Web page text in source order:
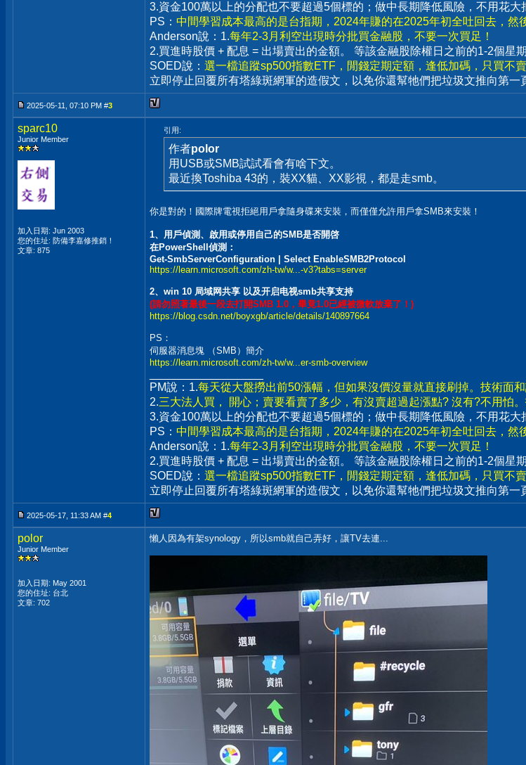
3.資金100萬以上的分配也不要超過5個標的；做中長期降低風險，不用花大
PS： 中間學習成本最高的是台指期，2024年賺的在2025年初全吐回去，然
Anderson說：1.每年2-3月利空出現時分批買金融股，不要一次買足！
2.買進時股價 + 配息 = 出場賣出的金額。 等該金融股除權日之前的1-2個星
SOED說： 選一檔追蹤sp500指數ETF，閒錢定期定額，逢低加碼，只買不
立即停止回覆所有塔綠斑網軍的造假文，以免你還幫牠們把垃圾文推向第一
2025-05-11, 07:10 PM #3
sparc10
Junior Member
加入日期: Jun 2003
您的住址: 防備李嘉修推銷！
文章: 875
引用:
作者polor
用USB或SMB試試看會有啥下文。
最近換Toshiba 43的，裝XX貓、XX影視，都是走smb。
你是對的！國際牌電視拒絕用戶拿隨身碟來安裝，而僅僅允許用戶拿SMB來安裝！
1、用戶偵測、啟用或停用自己的SMB是否開啓
在PowerShell偵測：
Get-SmbServerConfiguration | Select EnableSMB2Protocol
https://learn.microsoft.com/zh-tw/w...-v3?tabs=server
2、win 10 局域网共享 以及开启电视smb共享支持
(請勿照著最後一段去打開SMB 1.0，畢竟1.0已經被微軟放棄了！)
https://blog.csdn.net/boyxgb/article/details/140897664
PS：
伺服器消息塊 （SMB）簡介
https://learn.microsoft.com/zh-tw/w...er-smb-overview
PM說：1.每天從大盤撈出前50漲幅，但如果沒價沒量就直接刷掉。技術面和
2.三大法人買， 開心；賣要看賣了多少，有沒賣超過起漲點? 沒有?不用怕
3.資金100萬以上的分配也不要超過5個標的；做中長期降低風險，不用花大
PS： 中間學習成本最高的是台指期，2024年賺的在2025年初全吐回去，然
Anderson說：1.每年2-3月利空出現時分批買金融股，不要一次買足！
2.買進時股價 + 配息 = 出場賣出的金額。 等該金融股除權日之前的1-2個星
SOED說： 選一檔追蹤sp500指數ETF，閒錢定期定額，逢低加碼，只買不
立即停止回覆所有塔綠斑網軍的造假文，以免你還幫牠們把垃圾文推向第一
2025-05-17, 11:33 AM #4
polor
Junior Member
加入日期: May 2001
您的住址: 台北
文章: 702
懶人因為有架synology，所以smb就自己弄好，讓TV去連...